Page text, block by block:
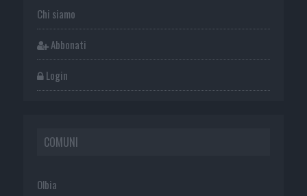
Chi siamo
Abbonati
Login
COMUNI
Olbia